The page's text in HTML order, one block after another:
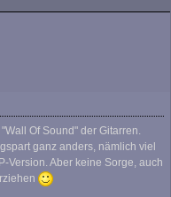
Of Sound" der Gitarren.
ganz anders, nämlich viel
Version. Aber keine Sorge, auch